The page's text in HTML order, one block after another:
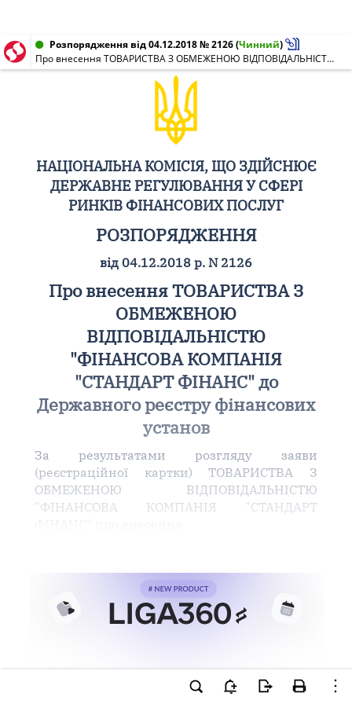
Розпорядження від 04.12.2018 № 2126(Чинний)
Про внесення ТОВАРИСТВА З ОБМЕЖЕНОЮ ВІДПОВІДАЛЬНІСТЮ "ФІНАНСОВА КОМПАНІЯ "СТАНДАРТ ФІНАНС" до Державного реєстру фінансових установ
НАЦІОНАЛЬНА КОМІСІЯ, ЩО ЗДІЙСНЮЄ
ДЕРЖАВНЕ РЕГУЛЮВАННЯ У СФЕРІ
РИНКІВ ФІНАНСОВИХ ПОСЛУГ
РОЗПОРЯДЖЕННЯ
від 04.12.2018 р. N 2126
Про внесення ТОВАРИСТВА З
ОБМЕЖЕНОЮ
ВІДПОВІДАЛЬНІСТЮ
"ФІНАНСОВА КОМПАНІЯ
"СТАНДАРТ ФІНАНС" до
Державного реєстру фінансових
установ
За результатами розгляду заяви
(реєстраційної картки) ТОВАРИСТВА З
ОБМЕЖЕНОЮ ВІДПОВІДАЛЬНІСТЮ
"ФІНАНСОВА КОМПАНІЯ "СТАНДАРТ
Ви намагаєтесь використати